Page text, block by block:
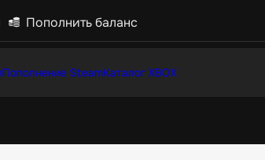
Пополнить баланс
Пополнение SteamКаталог XBOX